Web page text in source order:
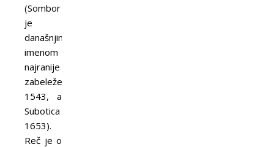
(Sombor
je
današnjim
imenom
najranije
zabeležen
1543, a
Subotica
1653).
Reč je o